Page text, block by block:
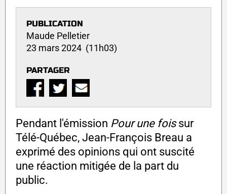
PUBLICATION
Maude Pelletier
23 mars 2024 (11h03)
PARTAGER
Pendant l'émission Pour une foissur
Télé-Québec, Jean-François Breau a
exprimé des opinions qui ont suscité
une réaction mitigée de la part du
public.